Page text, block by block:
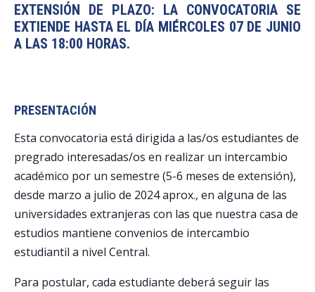
EXTENSIÓN DE PLAZO: LA CONVOCATORIA SE
EXTIENDE HASTA EL DÍA MIÉRCOLES 07 DE JUNIO
A LAS 18:00 HORAS.
PRESENTACIÓN
Esta convocatoria está dirigida a las/os estudiantes de
pregrado interesadas/os en realizar un intercambio
académico por un semestre (5-6 meses de extensión),
desde marzo a julio de 2024 aprox., en alguna de las
universidades extranjeras con las que nuestra casa de
estudios mantiene convenios de intercambio
estudiantil a nivel Central.
Para postular, cada estudiante deberá seguir las